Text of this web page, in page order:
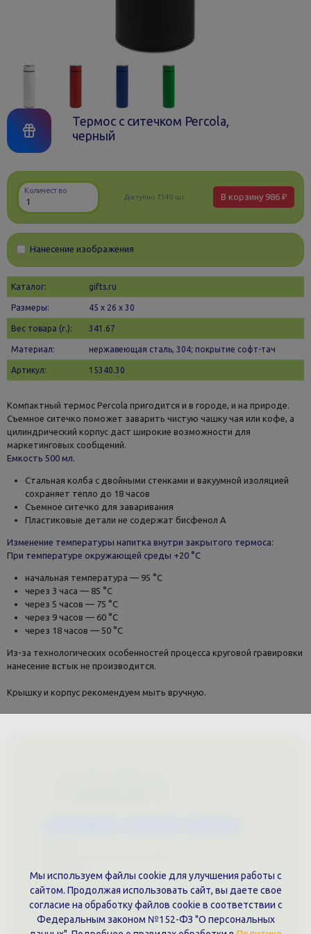
Термос с ситечком Percola,
черный
Количество
Доступно: 7540 шт. В корзину 986 ₽
Нанесение изображения
Каталог: gifts.ru
Размеры: 45 х 26 x 30
Вес товара (г.): 341.67
Материал: нержавеющая сталь, 304; покрытие софт-тач
Артикул: 15340.30
Компактный термос Percola пригодится и в городе, и на природе.
Съемное ситечко поможет заварить чистую чашку чая или кофе, а
цилиндрический корпус даст широкие возможности для
маркетинговых сообщений.
Емкость 500 мл.
Стальная колба с двойными стенками и вакуумной изоляцией
сохраняет тепло до 18 часов
Съемное ситечко для заваривания
Пластиковые детали не содержат бисфенол А
Изменение температуры напитка внутри закрытого термоса:
При температуре окружающей среды +20 °С
начальная температура — 95 °С
через 3 часа — 85 °С
через 5 часов — 75 °С
через 9 часов — 60 °С
через 18 часов — 50 °С
Из-за технологических особенностей процесса круговой гравировки
нанесение встык не производится.
Крышку и корпус рекомендуем мыть вручную.
Документы
Политика обработки персональных данных
Публичная оферта
Мы используем файлы cookie для улучшения работы с
сайтом. Продолжая использовать сайт, вы даете свое
согласие на обработку файлов cookie в соответствии с
Федеральным законом №152-ФЗ "О персональных